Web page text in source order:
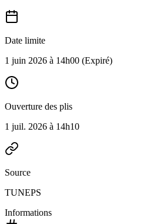
Date limite
1 juin 2026 à 14h00 (Expiré)
Ouverture des plis
1 juil. 2026 à 14h10
Source
TUNEPS
Informations